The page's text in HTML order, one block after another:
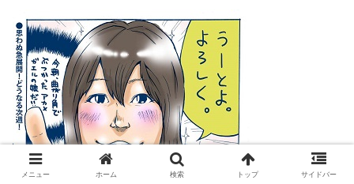
メニュー ホーム 検索 トップ サイドバー